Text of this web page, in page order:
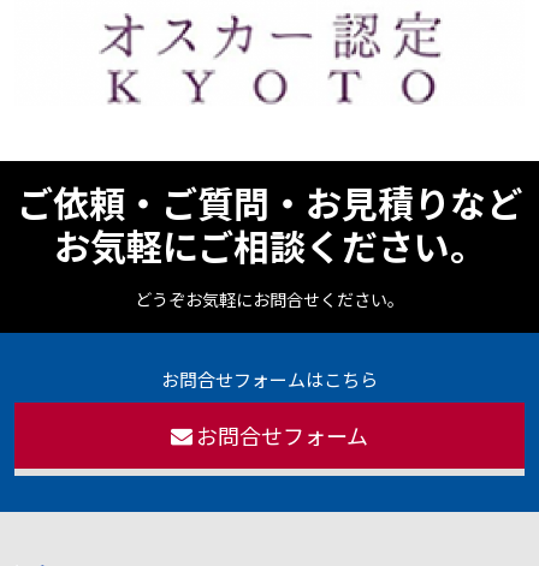
ご依頼・ご質問・お見積りなど
お気軽にご相談ください。
どうぞお気軽にお問合せください。
お問合せフォームはこちら
お問合せフォーム